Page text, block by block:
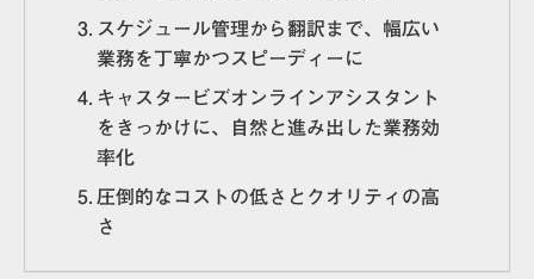
スケジュール管理から翻訳まで、幅広い
業務を丁寧かつスピーディーに
キャスタービズオンラインアシスタント
をきっかけに、自然と進み出した業務効
率化
圧倒的なコストの低さとクオリティの高
さ